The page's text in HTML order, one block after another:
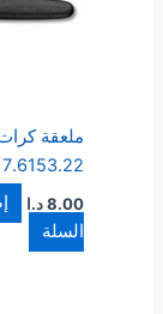
ملعقة
7.6153.22
8.00 د.ا
السلة